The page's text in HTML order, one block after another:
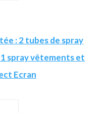
: 2 tubes de spray
spray vêtements et
Ecran